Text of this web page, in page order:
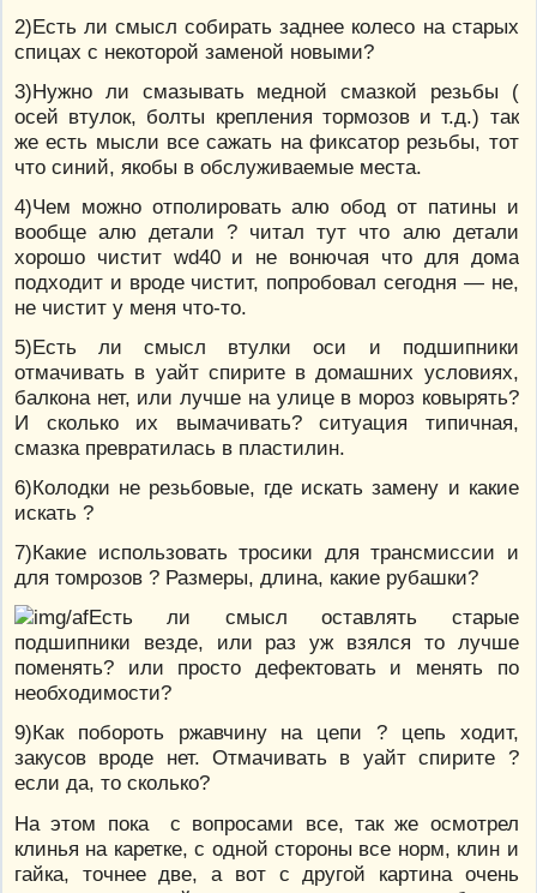
2)Есть ли смысл собирать заднее колесо на старых
спицах с некоторой заменой новыми?
3)Нужно ли смазывать медной смазкой резьбы (
осей втулок, болты крепления тормозов и т.д.) так
же есть мысли все сажать на фиксатор резьбы, тот
что синий, якобы в обслуживаемые места.
4)Чем можно отполировать алю обод от патины и
вообще алю детали ? читал тут что алю детали
хорошо чистит wd40 и не вонючая что для дома
подходит и вроде чистит, попробовал сегодня — не,
не чистит у меня что-то.
5)Есть ли смысл втулки оси и подшипники
отмачивать в уайт спирите в домашних условиях,
балкона нет, или лучше на улице в мороз ковырять?
И сколько их вымачивать? ситуация типичная,
смазка превратилась в пластилин.
6)Колодки не резьбовые, где искать замену и какие
искать ?
7)Какие использовать тросики для трансмиссии и
для томрозов ? Размеры, длина, какие рубашки?
Есть ли смысл оставлять старые
подшипники везде, или раз уж взялся то лучше
поменять? или просто дефектовать и менять по
необходимости?
9)Как побороть ржавчину на цепи ? цепь ходит,
закусов вроде нет. Отмачивать в уайт спирите ?
если да, то сколько?
На этом пока с вопросами все, так же осмотрел
клинья на каретке, с одной стороны все норм, клин и
гайка, точнее две, а вот с другой картина очень